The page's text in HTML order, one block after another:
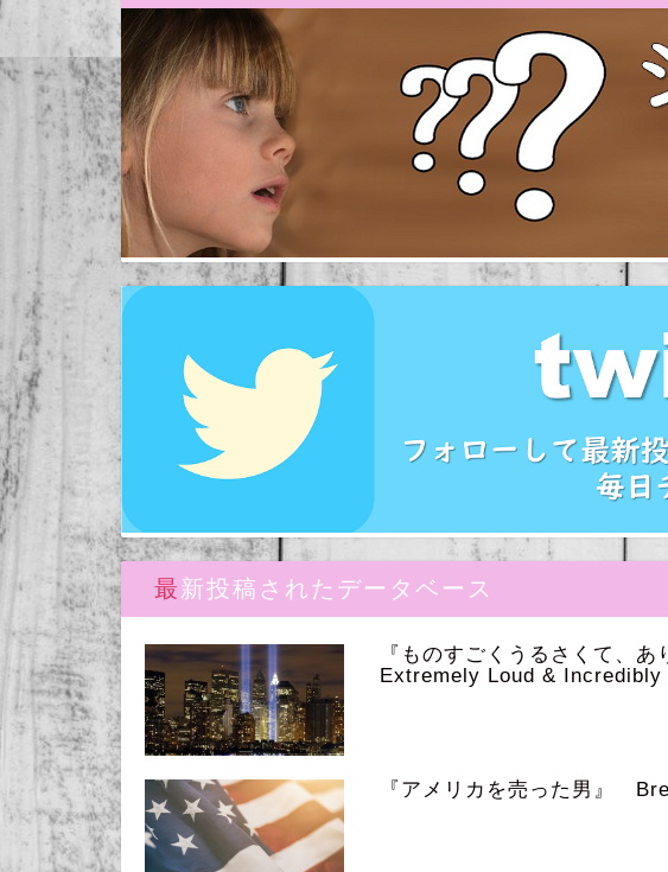
最新投稿されたデータベース
『ものすごくうるさくて、
Extremely Loud & Incredibly
『アメリカを売った男』